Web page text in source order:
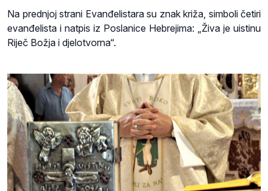
Na prednjoj strani Evanđelistara su znak križa, simboli četiri
evanđelista i natpis iz Poslanice Hebrejima: „Živa je uistinu
Riječ Božja i djelotvorna“.